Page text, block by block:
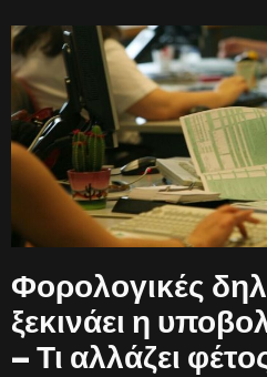
Φορολογικές
ξεκινάει η
– Τι αλλάζει